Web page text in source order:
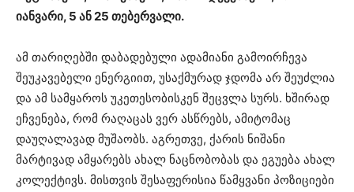
იანვარი, 5 ან 25 თებერვალი.
ამ თარიღებში დაბადებული ადამიანი გამოირჩევა
შეუკავებელი ენერგიით, უსაქმურად ჯდომა არ შეუძლია
და ამ სამყაროს უკეთესობისკენ შეცვლა სურს. ხშირად
ეჩვენება, რომ რაღაცას ვერ ასწრებს, ამიტომაც
დაუღალავად მუშაობს. აგრეთვე, ქარის ნიშანი
მარტივად ამყარებს ახალ ნაცნობობას და ეგუება ახალ
კოლექტივს. მისთვის შესაფერისია წამყვანი პოზიციები